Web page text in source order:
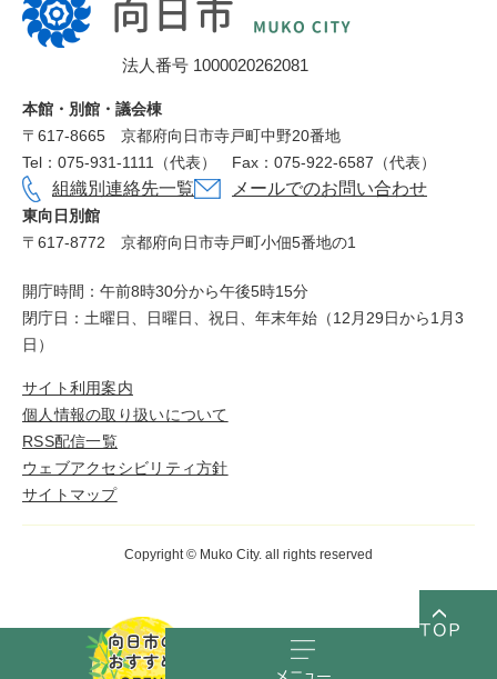
日
市
所
法人番号 1000020262081
本館・別館・議会棟
〒617‐8665
京都府向日市寺戸町中野20番地
Tel：075-931-1111（代表）
Fax：075-922-6587（代表）
東向日別館
〒617-8772
京都府向日市寺戸町小佃5番地の1
組織別連絡先一覧 メールでのお問い合わせ
開庁時間：午前8時30分から午後5時15分
閉庁日：土曜日、日曜日、祝日、年末年始（12月29日から1月3
日）
サイト利用案内
個人情報の取り扱いについて
RSS配信一覧
ウェブアクセシビリティ方針
サイトマップ
Copyright © Muko City. all rights reserved